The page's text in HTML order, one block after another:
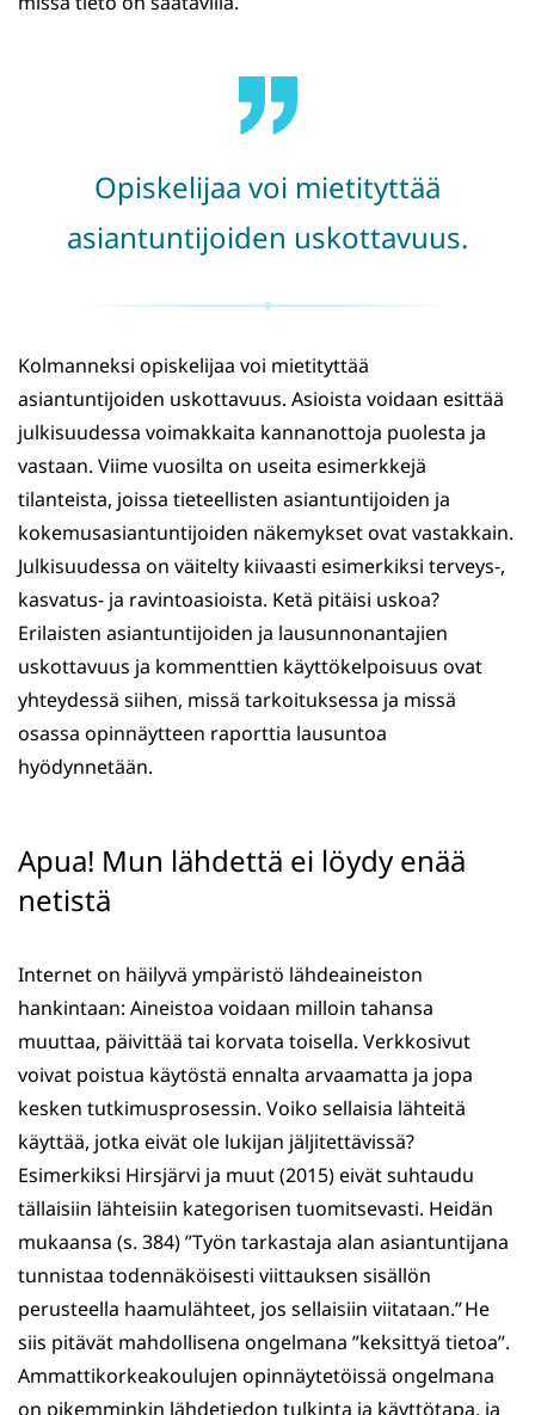
Opiskelijaa voi mietityttää
asiantuntijoiden uskottavuus.
Kolmanneksi opiskelijaa voi mietityttää
asiantuntijoiden uskottavuus. Asioista voidaan esittää
julkisuudessa voimakkaita kannanottoja puolesta ja
vastaan. Viime vuosilta on useita esimerkkejä
tilanteista, joissa tieteellisten asiantuntijoiden ja
kokemusasiantuntijoiden näkemykset ovat vastakkain.
Julkisuudessa on väitelty kiivaasti esimerkiksi terveys-,
kasvatus- ja ravintoasioista. Ketä pitäisi uskoa?
Erilaisten asiantuntijoiden ja lausunnonantajien
uskottavuus ja kommenttien käyttökelpoisuus ovat
yhteydessä siihen, missä tarkoituksessa ja missä
osassa opinnäytteen raporttia lausuntoa
hyödynnetään.
Apua! Mun lähdettä ei löydy enää
netistä
Internet on häilyvä ympäristö lähdeaineiston
hankintaan: Aineistoa voidaan milloin tahansa
muuttaa, päivittää tai korvata toisella. Verkkosivut
voivat poistua käytöstä ennalta arvaamatta ja jopa
kesken tutkimusprosessin. Voiko sellaisia lähteitä
käyttää, jotka eivät ole lukijan jäljitettävissä?
Esimerkiksi Hirsjärvi ja muut (2015) eivät suhtaudu
tällaisiin lähteisiin kategorisen tuomitsevasti. Heidän
mukaansa (s. 384) ”Työn tarkastaja alan asiantuntijana
tunnistaa todennäköisesti viittauksen sisällön
perusteella haamulähteet, jos sellaisiin viitataan.” He
siis pitävät mahdollisena ongelmana ”keksittyä tietoa”.
Ammattikorkeakoulujen opinnäytetöissä ongelmana
on pikemminkin lähdetiedon tulkinta ja käyttötapa, ja